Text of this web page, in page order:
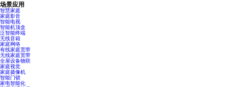
场景应用
智慧家庭
家庭影音
智能电视
智能机顶盒
泛智能终端
无线音箱
家庭网络
有线家庭宽带
无线家庭宽带
全屋设备物联
家庭视觉
家庭摄像机
智能门锁
家电智能化